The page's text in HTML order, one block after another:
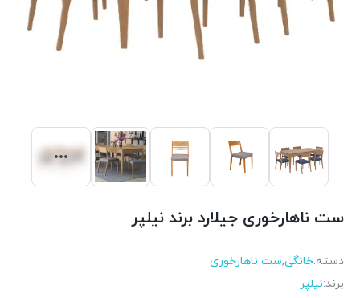
ست ناهارخوری جیلارد برند نیلپر
دسته:خانگی,ست ناهارخوری
برند:نیلپر